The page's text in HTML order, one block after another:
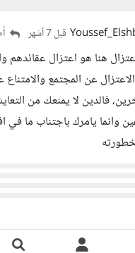
قبل 7 أشهر
هنا هو اعتزال عقائدهم
عن المجتمع والامتناع
فالدين لا يمنعك من
وانما يامرك باجتناب ما في